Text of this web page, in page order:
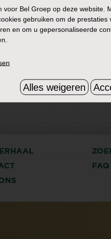
FAQ
voor Bel Groep op deze website.
gebruiken om de prestaties
en om u gepersonaliseerde
Alles weigeren